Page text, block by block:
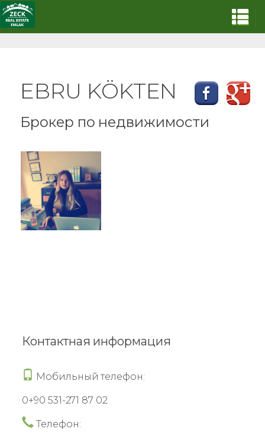
EBRU KÖKTEN
Брокер по недвижимости
Контактная информация
Мобильный телефон:
0+90 531-271 87 02
Телефон: